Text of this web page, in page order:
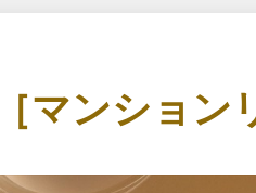
マンション